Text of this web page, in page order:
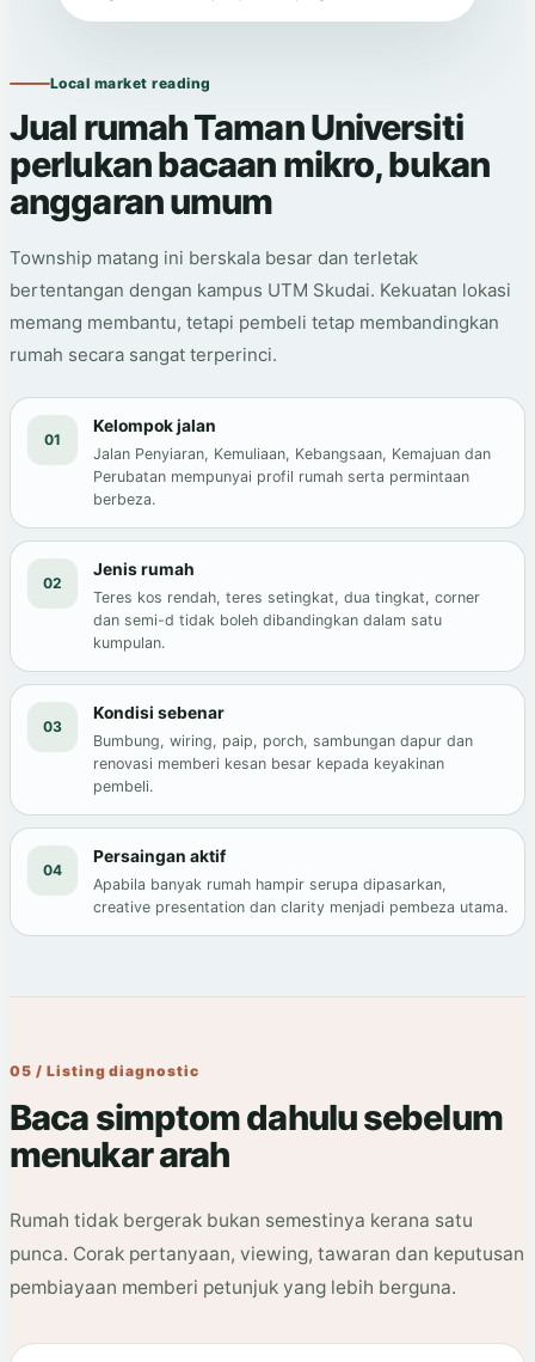
Local market reading
Jual rumah Taman Universiti
perlukan bacaan mikro, bukan
anggaran umum
Township matang ini berskala besar dan terletak
bertentangan dengan kampus UTM Skudai. Kekuatan lokasi
memang membantu, tetapi pembeli tetap membandingkan
rumah secara sangat terperinci.
01
Kelompok jalan
Jalan Penyiaran, Kemuliaan, Kebangsaan, Kemajuan dan
Perubatan mempunyai profil rumah serta permintaan
berbeza.
02
Jenis rumah
Teres kos rendah, teres setingkat, dua tingkat, corner
dan semi-d tidak boleh dibandingkan dalam satu
kumpulan.
03
Kondisi sebenar
Bumbung, wiring, paip, porch, sambungan dapur dan
renovasi memberi kesan besar kepada keyakinan
pembeli.
04
Persaingan aktif
Apabila banyak rumah hampir serupa dipasarkan,
creative presentation dan clarity menjadi pembeza utama.
05 / Listing diagnostic
Baca simptom dahulu sebelum
menukar arah
Rumah tidak bergerak bukan semestinya kerana satu
punca. Corak pertanyaan, viewing, tawaran dan keputusan
pembiayaan memberi petunjuk yang lebih berguna.